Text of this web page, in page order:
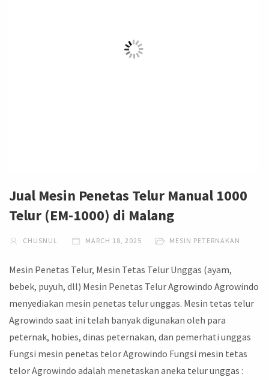
Jual Mesin Penetas Telur Manual 1000
Telur (EM-1000) di Malang
CHUSNUL MARCH 18, 2025 MESIN PETERNAKAN
Mesin Penetas Telur, Mesin Tetas Telur Unggas (ayam,
bebek, puyuh, dll) Mesin Penetas Telur Agrowindo Agrowindo
menyediakan mesin penetas telur unggas. Mesin tetas telur
Agrowindo saat ini telah banyak digunakan oleh para
peternak, hobies, dinas peternakan, dan pemerhati unggas
Fungsi mesin penetas telor Agrowindo Fungsi mesin tetas
telor Agrowindo adalah menetaskan aneka telur unggas :